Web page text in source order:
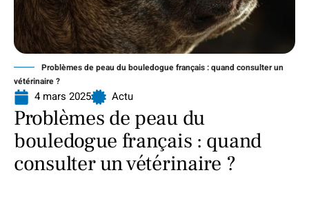
Problèmes de peau du bouledogue français : quand consulter un
vétérinaire ?
4 mars 2025 Actu
Problèmes de peau du
bouledogue français : quand
consulter un vétérinaire ?